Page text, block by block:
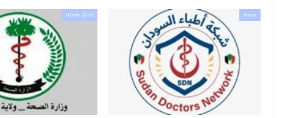
صحة أخبار عاجلة